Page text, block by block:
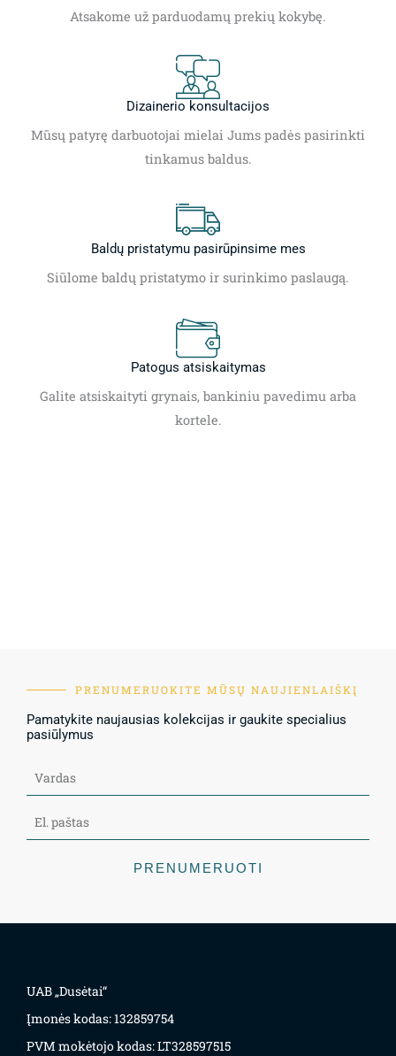
Atsakome už parduodamų prekių kokybę.
Dizainerio konsultacijos
Mūsų patyrę darbuotojai mielai Jums padės pasirinkti
tinkamus baldus.
Baldų pristatymu pasirūpinsime mes
Siūlome baldų pristatymo ir surinkimo paslaugą.
Patogus atsiskaitymas
Galite atsiskaityti grynais, bankiniu pavedimu arba
kortele.
PRENUMERUOKITE MŪSŲ NAUJIENLAIŠKĮ
Pamatykite naujausias kolekcijas ir gaukite specialius
pasiūlymus
PRENUMERUOTI
UAB „Dusėtai“
Įmonės kodas: 132859754
PVM mokėtojo kodas: LT328597515